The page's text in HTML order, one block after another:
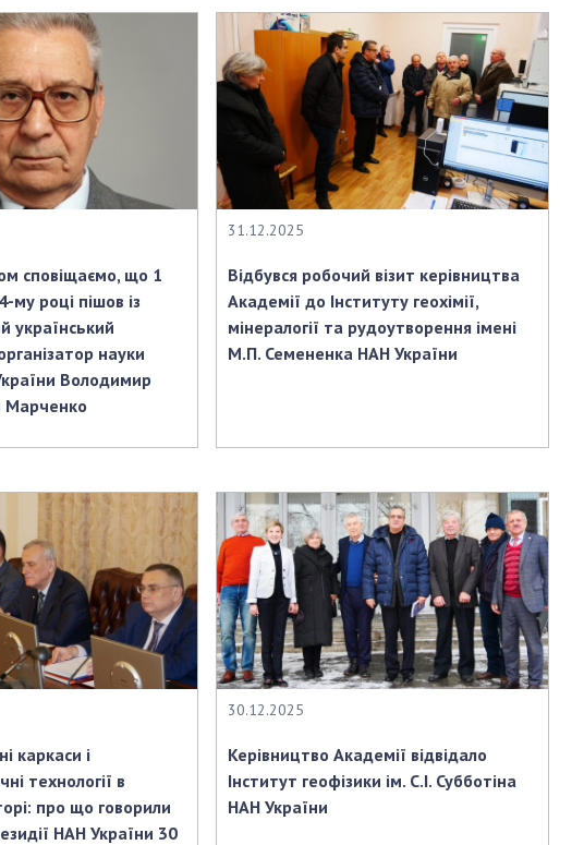
надбання
колективного
науковими
НАН України
ефективності
наукових установ
наукових досліджень
наука в НАН України
наукових кадрів
з молоддю
Державний
бюджет НАН
України
Вибори до складу
НАН України
Бланки документів
НОВИНИ
ПРЕЗИДІЇ НАН
УКРАЇНИ
НАУКОВІ
КОМЕНТУЄ
КОНТАКТИ
ПРОФСПІЛКА НАН
УКРАЇНИ
КАБІНЕТ
сповіщаємо, що 1
му році пішов із
український
науки
Володимир
Марченко
31.12.2025
Відбувся робочий візит керівництва
Академії до Інституту геохімії,
мінералогії та рудоутворення імені
М.П. Семененка НАН України
каркаси і
технології в
про що говорили
НАН України 30
30.12.2025
Керівництво Академії відвідало
Інститут геофізики ім. С.І. Субботіна
НАН України